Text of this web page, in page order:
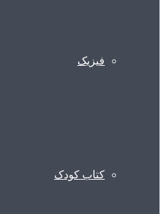
فیزیک
کتاب کودک